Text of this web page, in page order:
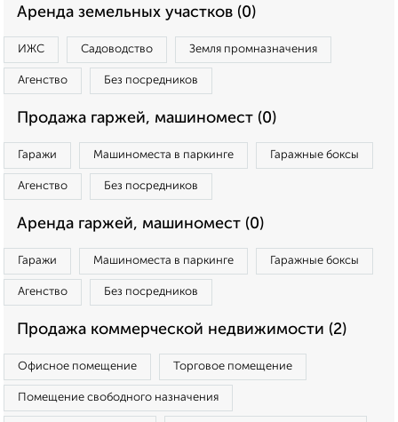
Аренда земельных участков (0)
ИЖС Садоводство Земля промназначения
Агенство Без посредников
Продажа гаржей, машиномест (0)
Гаражи Машиноместа в паркинге Гаражные боксы
Агенство Без посредников
Аренда гаржей, машиномест (0)
Гаражи Машиноместа в паркинге Гаражные боксы
Агенство Без посредников
Продажа коммерческой недвижимости (2)
Офисное помещение Торговое помещение
Помещение свободного назначения